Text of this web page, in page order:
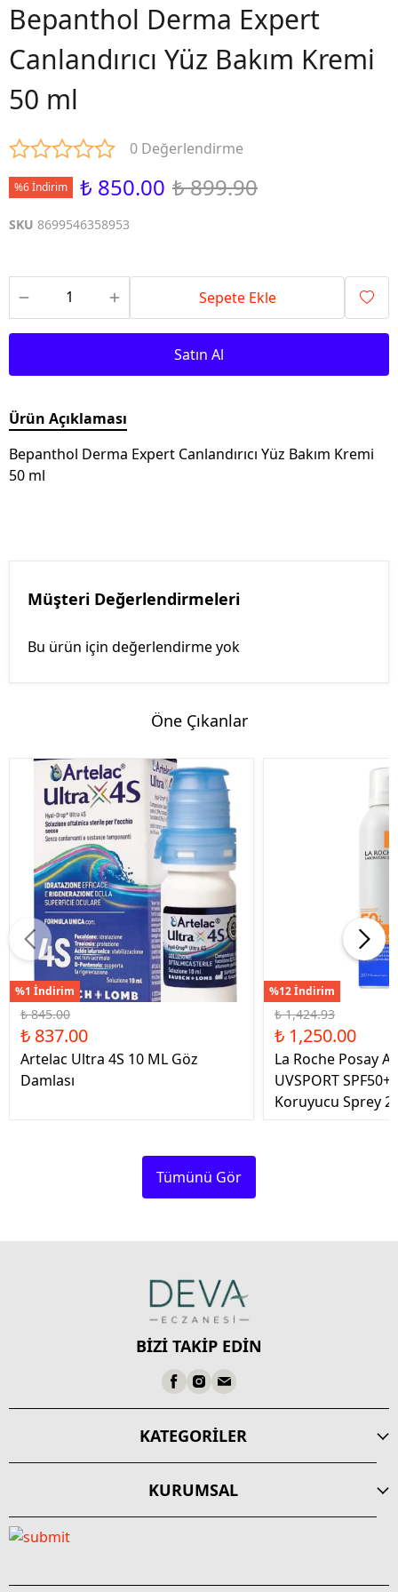
Bepanthol Derma Expert
Canlandırıcı Yüz Bakım Kremi
50 ml
0 Değerlendirme
%6 İndirim ₺ 850.00 ₺ 899.90
SKU 8699546358953
Sepete Ekle
Satın Al
Ürün Açıklaması
Bepanthol Derma Expert Canlandırıcı Yüz Bakım Kremi
50 ml
Müşteri Değerlendirmeleri
Bu ürün için değerlendirme yok
Öne Çıkanlar
%1 İndirim
₺ 845.00
₺ 837.00
Artelac Ultra 4S 10 ML Göz
Damlası
%12 İndirim
₺ 1,424.93
₺ 1,250.00
La Roche Posay
UVSPORT
Koruyucu Sprey
Tümünü Gör
BİZİ TAKİP EDİN
KATEGORİLER
KURUMSAL